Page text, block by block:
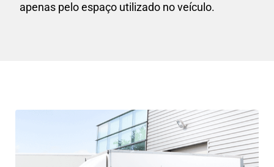
apenas pelo espaço utilizado no veículo.